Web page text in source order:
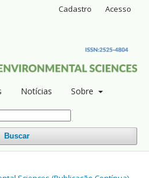
Notícias Sobre
Buscar
Cadastro Acesso